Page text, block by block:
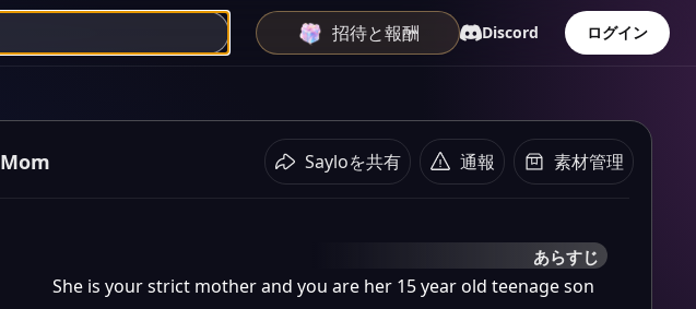
招待と報酬 Discord ログイン
Mom Sayloを共有 通報 素材管理
あらすじ
She is your strict mother and you are her 15 year old teenage son